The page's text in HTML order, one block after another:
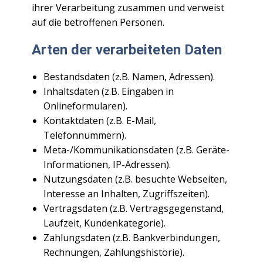
ihrer Verarbeitung zusammen und verweist
auf die betroffenen Personen.
Arten der verarbeiteten Daten
Bestandsdaten (z.B. Namen, Adressen).
Inhaltsdaten (z.B. Eingaben in
Onlineformularen).
Kontaktdaten (z.B. E-Mail,
Telefonnummern).
Meta-/Kommunikationsdaten (z.B. Geräte-
Informationen, IP-Adressen).
Nutzungsdaten (z.B. besuchte Webseiten,
Interesse an Inhalten, Zugriffszeiten).
Vertragsdaten (z.B. Vertragsgegenstand,
Laufzeit, Kundenkategorie).
Zahlungsdaten (z.B. Bankverbindungen,
Rechnungen, Zahlungshistorie).